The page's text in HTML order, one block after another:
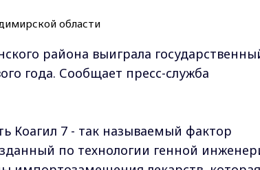
района выиграла
года. Сообщает пресс-служба
Коагил 7 - так называемый фактор
по технологии генной